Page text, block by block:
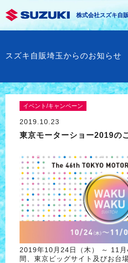
株式会社スズキ自
スズキ自販埼玉からのお知らせ
イベント/キャンペーン
2019.10.23
東京モーターショー2019の
2019年10月24日（木） ～ 11月
間、東京ビッグサイト及びお台